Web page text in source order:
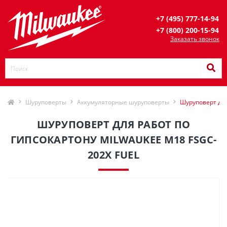
+7 (495) 777-14-94
+7 (800) 200-15-94
Заказать звонок
Шуруповерты Аккумуляторные шуруповерты Шуруповерт
ШУРУПОВЕРТ ДЛЯ РАБОТ ПО
ГИПСОКАРТОНУ MILWAUKEE M18 FSGC-
202X FUEL